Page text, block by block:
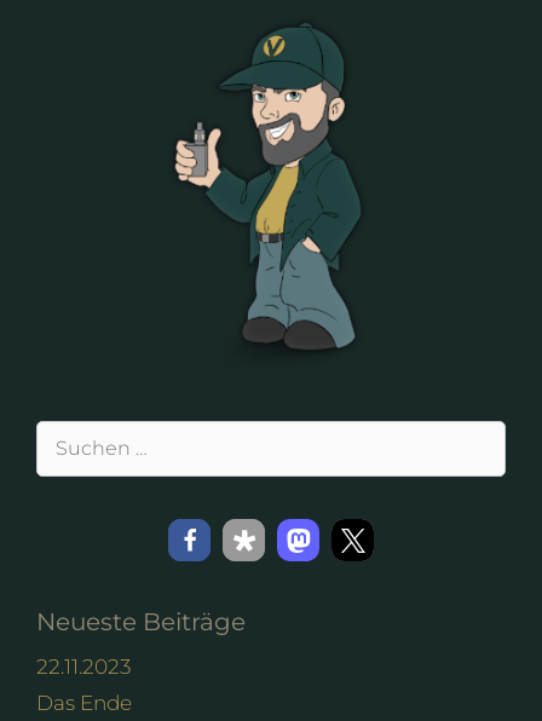
Suchen
Neueste Beiträge
22.11.2023
Das Ende